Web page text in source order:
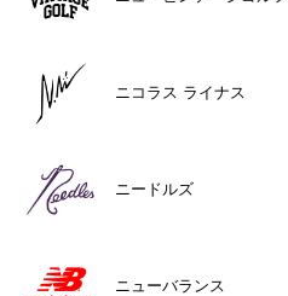
ニコラス ライナス
ニードルズ
ニューバランス